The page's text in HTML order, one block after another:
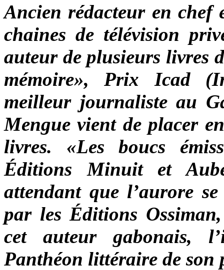
Ancien rédacteur en chef
chaines de télévision
auteur de plusieurs livres
mémoire», Prix Icad
meilleur journaliste au
Mengue vient de placer
livres. «Les boucs
Éditions Minuit et
attendant que l’aurore
par les Éditions
cet auteur gabonais,
Panthéon littéraire de son